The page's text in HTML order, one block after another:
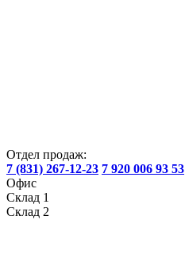
Отдел продаж:
7 (831) 267-12-23 7 920 006 93 53
Офис
Склад 1
Склад 2